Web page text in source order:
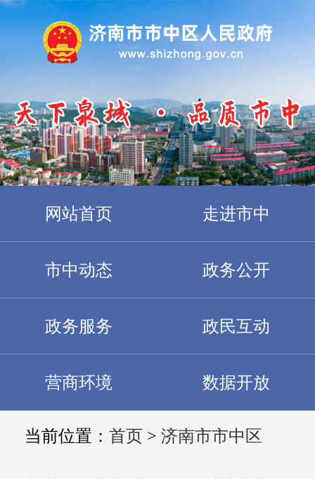
网站首页 走进市中
市中动态 政务公开
政务服务 政民互动
营商环境 数据开放
当前位置： 首页 > 济南市市中区